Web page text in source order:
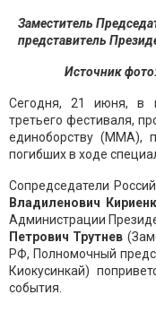
Заместитель
представитель
Источник
Сегодня, 21 июня, в
третьего фестиваля,
единоборству (ММА),
погибших в ходе
Сопредседатели
Владиленович
Администрации
Петрович Трутнев
РФ, Полномочный
Киокусинкай)
события.